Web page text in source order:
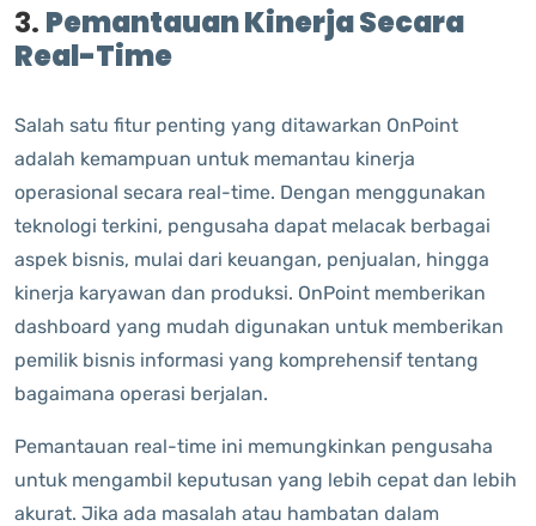
3. Pemantauan Kinerja Secara
Real-Time
Salah satu fitur penting yang ditawarkan OnPoint
adalah kemampuan untuk memantau kinerja
operasional secara real-time. Dengan menggunakan
teknologi terkini, pengusaha dapat melacak berbagai
aspek bisnis, mulai dari keuangan, penjualan, hingga
kinerja karyawan dan produksi. OnPoint memberikan
dashboard yang mudah digunakan untuk memberikan
pemilik bisnis informasi yang komprehensif tentang
bagaimana operasi berjalan.
Pemantauan real-time ini memungkinkan pengusaha
untuk mengambil keputusan yang lebih cepat dan lebih
akurat. Jika ada masalah atau hambatan dalam